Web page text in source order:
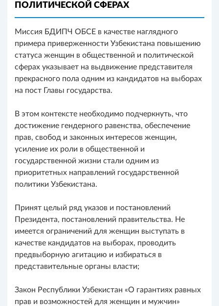
ПОЛИТИЧЕСКОЙ СФЕРАХ
Миссия БДИПЧ ОБСЕ в качестве наглядного
примера приверженности Узбекистана повышению
статуса женщин в общественной и политической
сферах указывает на выдвижение представителя
прекрасного пола одним из кандидатов на выборах
на пост Главы государства.
В этом контексте необходимо подчеркнуть, что
достижение гендерного равенства, обеспечение
прав, свобод и законных интересов женщин,
усиление их роли в общественной и
государственной жизни стали одним из
приоритетных направлений государственной
политики Узбекистана.
Принят целый ряд указов и постановлений
Президента, постановлений правительства. Не
имеется ограничений для женщин выступать в
качестве кандидатов на выборах, проводить
предвыборную агитацию и избираться в
представительные органы власти;
Закон Республики Узбекистан «О гарантиях равных
прав и возможностей для женщин и мужчин»